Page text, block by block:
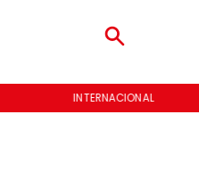
INTERNACIONAL